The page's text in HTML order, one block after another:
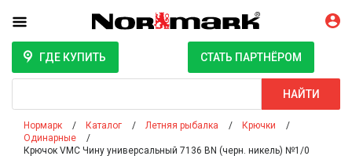
ГДЕ КУПИТЬ СТАТЬ ПАРТНЁРОМ
НАЙТИ
Нормарк Каталог Летняя рыбалка
Крючки
Одинарные
Крючок VMC Чину универсальный 7136 BN (черн. никель) №1/0